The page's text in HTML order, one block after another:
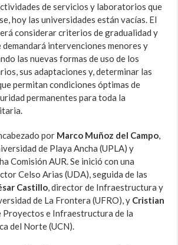
de servicios y laboratorios que
hoy las universidades están vacías. El
considerar criterios de gradualidad y
intervenciones menores y
las nuevas formas de uso de los
sus adaptaciones y, determinar las
permitan condiciones óptimas de
permanentes para toda la
por Marco Muñoz del Campo,
de Playa Ancha (UPLA) y
Comisión AUR. Se inició con una
Celso Arias (UDA), seguida de las
Castillo, director de Infraestructura y
de La Frontera (UFRO), y Cristian
Proyectos e Infraestructura de la
del Norte (UCN).